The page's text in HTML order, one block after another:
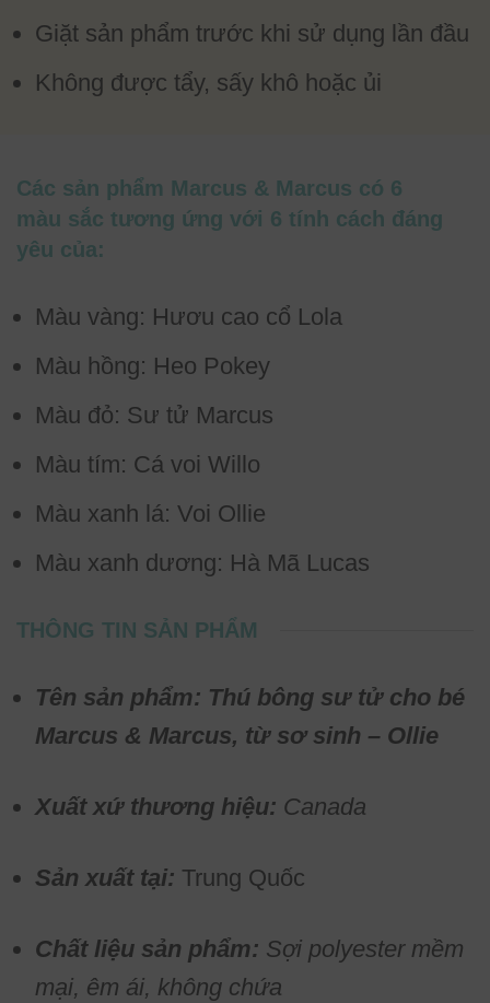
Giặt sản phẩm trước khi sử dụng lần đầu
Không được tẩy, sấy khô hoặc ủi
Các sản phẩm Marcus & Marcus có 6
màu sắc tương ứng với 6 tính cách đáng
yêu của:
Màu vàng: Hươu cao cổ Lola
Màu hồng: Heo Pokey
Màu đỏ: Sư tử Marcus
Màu tím: Cá voi Willo
Màu xanh lá: Voi Ollie
Màu xanh dương: Hà Mã Lucas
THÔNG TIN SẢN PHẨM
Tên sản phẩm: Thú bông sư tử cho bé
Marcus & Marcus, từ sơ sinh – Ollie
Xuất xứ thương hiệu: Canada
Sản xuất tại: Trung Quốc
Chất liệu sản phẩm: Sợi polyester mềm
mại, êm ái, không chứa